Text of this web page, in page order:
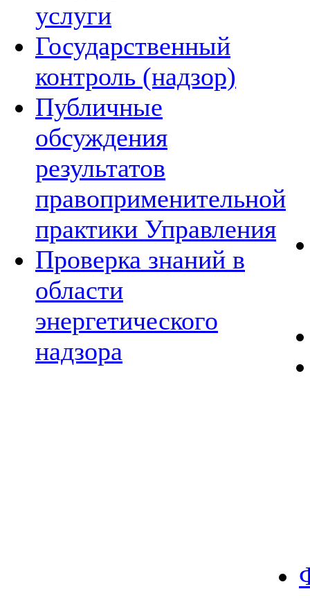
услуги
Государственный
контроль (надзор)
Публичные
обсуждения
результатов
правоприменительной
практики Управления
Проверка знаний в
области
энергетического
надзора